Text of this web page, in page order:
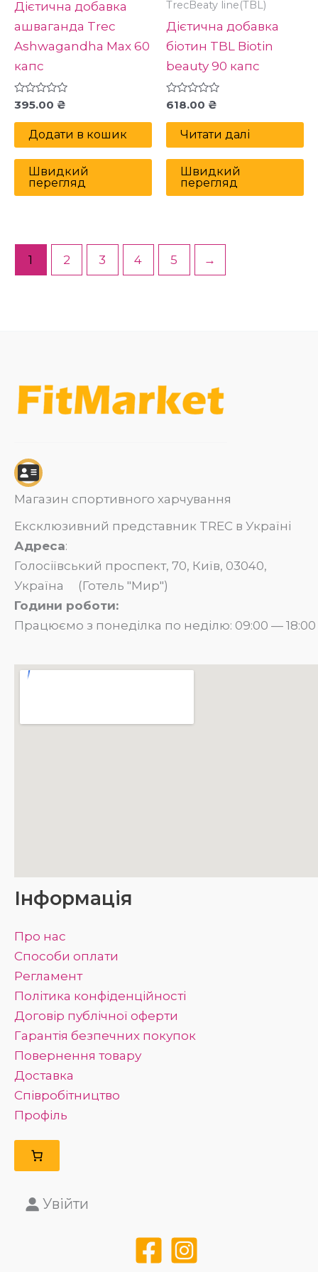
Дієтична добавка
ашваганда Trec
Ashwagandha Max 60
капс
Оцінено
в
395.00 ₴
Додати в кошик
Швидкий
перегляд
TrecBeaty line(TBL)
Дієтична добавка
біотин TBL Вiotin
beauty 90 капс
Оцінено
в
618.00 ₴
Читати далі
Швидкий
перегляд
1 2 3 4 5 →
Магазин спортивного харчування
Ексклюзивний представник TREC в Україні
Адреса:
Голосіївський проспект, 70, Київ, 03040,
Україна (Готель "Мир")
Години роботи:
Працюємо з понеділка по неділю: 09:00 — 18:00
Інформація
Про нас
Способи оплати
Регламент
Політика конфіденційності
Договір публічної оферти
Гарантія безпечних покупок
Повернення товару
Доставка
Співробітництво
Профіль
Увійти